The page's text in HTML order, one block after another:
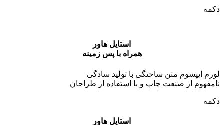
دکمه
استایل هاور
همراه با پس زمینه
لورم ایپسوم متن ساختگی با تولید سادگی
نامفهوم از صنعت چاپ و با استفاده از طراحان
دکمه
استایل هاور